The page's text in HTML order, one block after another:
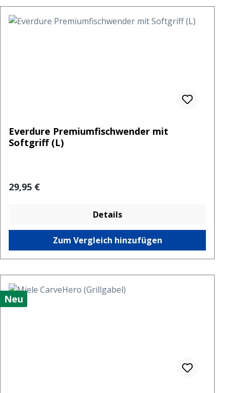
Everdure Premiumfischwender mit
Softgriff (L)
Regulärer Preis:
29,95 €
Details
Zum Vergleich hinzufügen
Neu